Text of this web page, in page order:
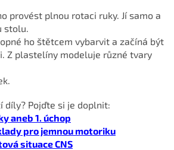
provést plnou rotaci ruky. Jí samo a
stolu.
ho štětcem vybarvit a začíná být
Z plastelíny modeluje různé tvary
díly? Pojďte si je doplnit:
aneb 1. úchop
pro jemnou motoriku
situace CNS